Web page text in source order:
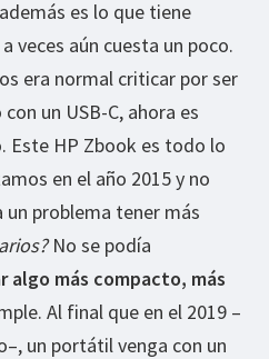
es lo que tiene
veces aún cuesta un poco.
era normal criticar por ser
un USB-C, ahora es
Este HP Zbook es todo lo
en el año 2015 y no
un problema tener más
No se podía
algo más compacto, más
Al final que en el 2019 –
un portátil venga con un